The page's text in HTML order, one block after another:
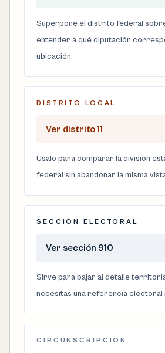
Superpone el distrito federal
entender a qué diputación
ubicación.
DISTRITO LOCAL
Ver distrito 11
Úsalo para comparar la división
federal sin abandonar la misma
SECCIÓN ELECTORAL
Ver sección 910
Sirve para bajar al detalle
necesitas una referencia electoral
CIRCUNSCRIPCIÓN